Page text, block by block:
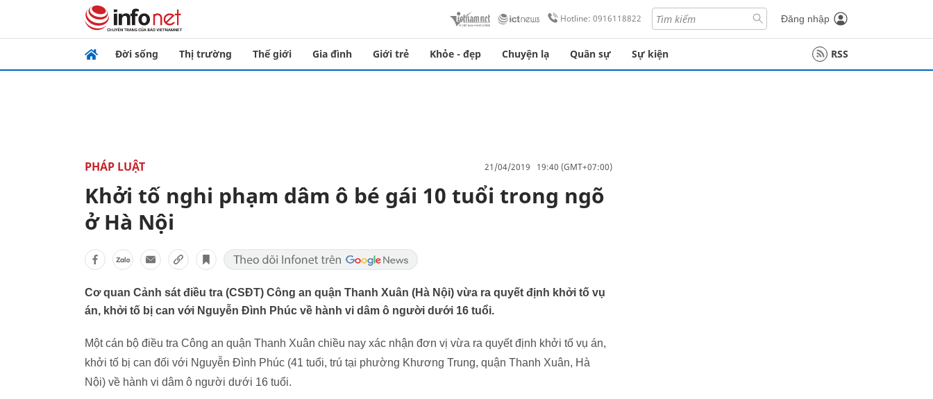
Hotline: 0916118822 Đăng nhập
Đời sống Thị trường Thế giới Gia đình Giới trẻ Khỏe - đẹp Chuyện lạ Quân sự Sự kiện RSS
PHÁP LUẬT 21/04/2019 19:40 (GMT+07:00)
Khởi tố nghi phạm dâm ô bé gái 10 tuổi trong ngõ
ở Hà Nội
Cơ quan Cảnh sát điều tra (CSĐT) Công an quận Thanh Xuân (Hà Nội) vừa ra quyết định khởi tố vụ
án, khởi tố bị can với Nguyễn Đình Phúc về hành vi dâm ô người dưới 16 tuổi.
Một cán bộ điều tra Công an quận Thanh Xuân chiều nay xác nhận đơn vị vừa ra quyết định khởi tố vụ án,
khởi tố bị can đối với Nguyễn Đình Phúc (41 tuổi, trú tại phường Khương Trung, quận Thanh Xuân, Hà
Nội) về hành vi dâm ô người dưới 16 tuổi.